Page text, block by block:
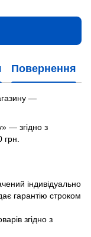
Повернення
—
— згідно з
індивідуально
гарантію строком
згідно з